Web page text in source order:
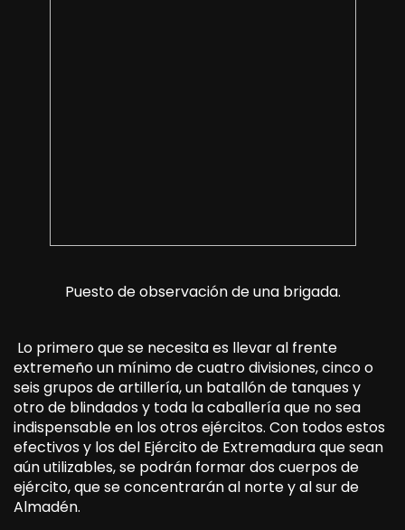
Puesto de observación de una brigada.
Lo primero que se necesita es llevar al frente
extremeño un mínimo de cuatro divisiones, cinco o
seis grupos de artillería, un batallón de tanques y
otro de blindados y toda la caballería que no sea
indispensable en los otros ejércitos. Con todos estos
efectivos y los del Ejército de Extremadura que sean
aún utilizables, se podrán formar dos cuerpos de
ejército, que se concentrarán al norte y al sur de
Almadén.